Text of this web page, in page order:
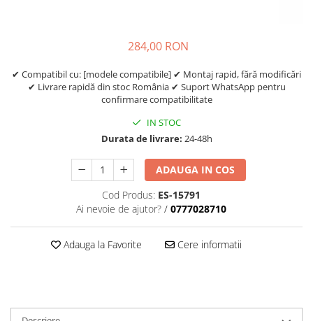
Suruburi
Suspensie
https://www.doctortrotineta.ro/camere-
https://www.doctortrotineta.ro/cauciucuri-
trotinete-electrice
https://www.doctortrotineta.ro/cauciucuri-
284,00 RON
✔ Compatibil cu: [modele compatibile] ✔ Montaj rapid, fără modificări
✔ Livrare rapidă din stoc România ✔ Suport WhatsApp pentru
confirmare compatibilitate
IN STOC
Durata de livrare: 24-48h
ADAUGA IN COS
Cod Produs: ES-15791
Ai nevoie de ajutor? / 0777028710
Adauga la Favorite Cere informatii